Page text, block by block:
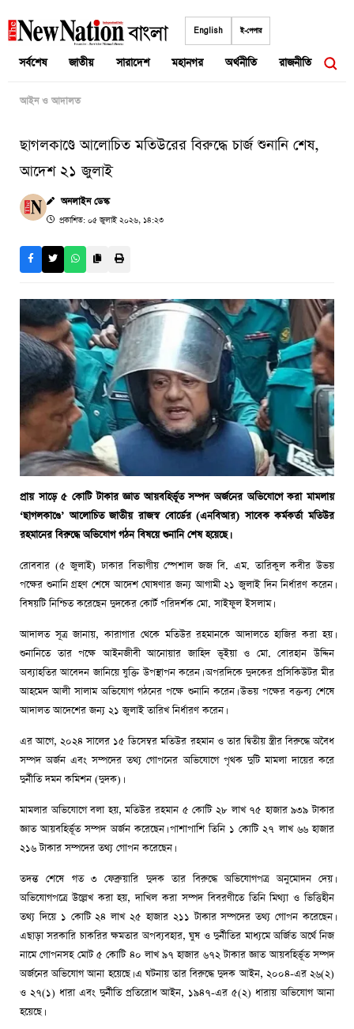
to
English ই-পেপার
সর্বশেষ জাতীয় সারাদেশ মহানগর অর্থনীতি রাজনীতি
আইন ও আদালত
ছাগলকাণ্ডে আলোচিত মতিউরের বিরুদ্ধে চার্জ শুনানি শেষ,
আদেশ ২১ জুলাই
অনলাইন ডেস্ক
প্রকাশিত: ০৫ জুলাই ২০২৬, ১৪:২৩
প্রায় সাড়ে ৫ কোটি টাকার জ্ঞাত আয়বহির্ভূত সম্পদ অর্জনের অভিযোগে করা মামলায়
‘ছাগলকাণ্ডে’ আলোচিত জাতীয় রাজস্ব বোর্ডের (এনবিআর) সাবেক কর্মকর্তা মতিউর
রহমানের বিরুদ্ধে অভিযোগ গঠন বিষয়ে শুনানি শেষ হয়েছে।
রোববার (৫ জুলাই) ঢাকার বিভাগীয় স্পেশাল জজ বি. এম. তারিকুল কবীর উভয়
পক্ষের শুনানি গ্রহণ শেষে আদেশ ঘোষণার জন্য আগামী ২১ জুলাই দিন নির্ধারণ করেন।
বিষয়টি নিশ্চিত করেছেন দুদকের কোর্ট পরিদর্শক মো. সাইফুল ইসলাম।
আদালত সূত্র জানায়, কারাগার থেকে মতিউর রহমানকে আদালতে হাজির করা হয়।
শুনানিতে তার পক্ষে আইনজীবী আনোয়ার জাহিদ ভূইয়া ও মো. বোরহান উদ্দিন
অব্যাহতির আবেদন জানিয়ে যুক্তি উপস্থাপন করেন। অপরদিকে দুদকের প্রসিকিউটর মীর
আহমেদ আলী সালাম অভিযোগ গঠনের পক্ষে শুনানি করেন। উভয় পক্ষের বক্তব্য শেষে
আদালত আদেশের জন্য ২১ জুলাই তারিখ নির্ধারণ করেন।
এর আগে, ২০২৪ সালের ১৫ ডিসেম্বর মতিউর রহমান ও তার দ্বিতীয় স্ত্রীর বিরুদ্ধে অবৈধ
সম্পদ অর্জন এবং সম্পদের তথ্য গোপনের অভিযোগে পৃথক দুটি মামলা দায়ের করে
দুর্নীতি দমন কমিশন (দুদক)।
মামলার অভিযোগে বলা হয়, মতিউর রহমান ৫ কোটি ২৮ লাখ ৭৫ হাজার ৯৩৯ টাকার
জ্ঞাত আয়বহির্ভূত সম্পদ অর্জন করেছেন। পাশাপাশি তিনি ১ কোটি ২৭ লাখ ৬৬ হাজার
২১৬ টাকার সম্পদের তথ্য গোপন করেছেন।
তদন্ত শেষে গত ৩ ফেব্রুয়ারি দুদক তার বিরুদ্ধে অভিযোগপত্র অনুমোদন দেয়।
অভিযোগপত্রে উল্লেখ করা হয়, দাখিল করা সম্পদ বিবরণীতে তিনি মিথ্যা ও ভিত্তিহীন
তথ্য দিয়ে ১ কোটি ২৪ লাখ ২৫ হাজার ২১১ টাকার সম্পদের তথ্য গোপন করেছেন।
এছাড়া সরকারি চাকরির ক্ষমতার অপব্যবহার, ঘুষ ও দুর্নীতির মাধ্যমে অর্জিত অর্থে নিজ
নামে গোপনসহ মোট ৫ কোটি ৪০ লাখ ৯৭ হাজার ৬৭২ টাকার জ্ঞাত আয়বহির্ভূত সম্পদ
অর্জনের অভিযোগ আনা হয়েছে। এ ঘটনায় তার বিরুদ্ধে দুদক আইন, ২০০৪-এর ২৬(২)
ও ২৭(১) ধারা এবং দুর্নীতি প্রতিরোধ আইন, ১৯৪৭-এর ৫(২) ধারায় অভিযোগ আনা
হয়েছে।